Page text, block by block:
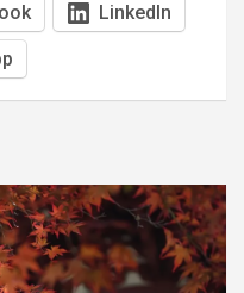
LinkedIn